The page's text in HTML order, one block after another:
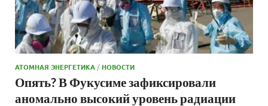
АТОМНАЯ ЭНЕРГЕТИКА /НОВОСТИ
Опять? В Фукусиме зафиксировали
аномально высокий уровень радиации